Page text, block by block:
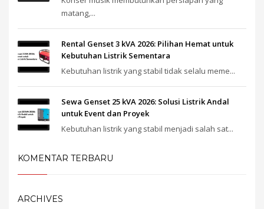
matang,...
Rental Genset 3 kVA 2026: Pilihan Hemat untuk
Kebutuhan Listrik Sementara
Kebutuhan listrik yang stabil tidak selalu meme...
Sewa Genset 25 kVA 2026: Solusi Listrik Andal
untuk Event dan Proyek
Kebutuhan listrik yang stabil menjadi salah sat...
KOMENTAR TERBARU
ARCHIVES